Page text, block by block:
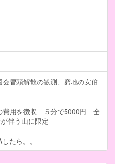
会冒頭解散の観測、窮地の安倍
費用を徴収 ５分で5000円 全
伴う山に限定
たら。。